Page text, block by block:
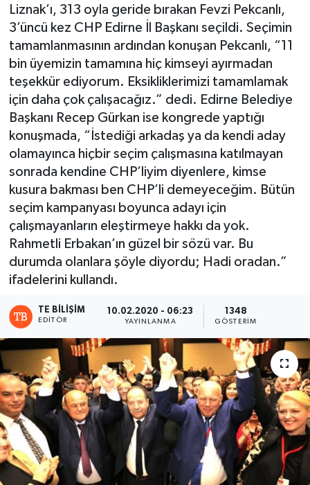
Liznak’ı, 313 oyla geride bırakan Fevzi Pekcanlı,
3’üncü kez CHP Edirne İl Başkanı seçildi. Seçimin
tamamlanmasının ardından konuşan Pekcanlı, “11
bin üyemizin tamamına hiç kimseyi ayırmadan
teşekkür ediyorum. Eksikliklerimizi tamamlamak
için daha çok çalışacağız.” dedi. Edirne Belediye
Başkanı Recep Gürkan ise kongrede yaptığı
konuşmada, “İstediği arkadaş ya da kendi aday
olamayınca hiçbir seçim çalışmasına katılmayan
sonrada kendine CHP’liyim diyenlere, kimse
kusura bakması ben CHP’li demeyeceğim. Bütün
seçim kampanyası boyunca adayı için
çalışmayanların eleştirmeye hakkı da yok.
Rahmetli Erbakan’ın güzel bir sözü var. Bu
durumda olanlara şöyle diyordu; Hadi oradan.”
ifadelerini kullandı.
TE BILIŞIM
EDITÖR
10.02.2020 - 06:23
YAYINLANMA
1348
GÖSTERIM
Haber Arşivi